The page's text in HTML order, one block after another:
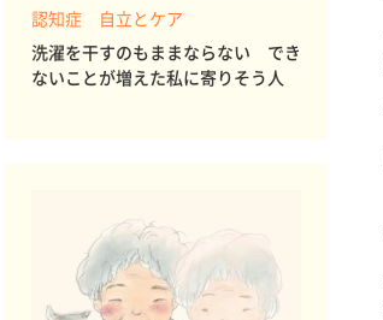
認知症 自立とケア
洗濯を干すのもままならない でき
ないことが増えた私に寄りそう人